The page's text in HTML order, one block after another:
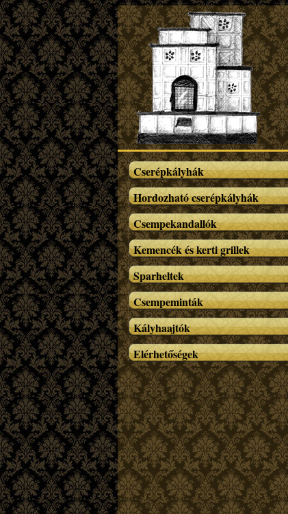
Cserépkályhák
Hordozható cserépkályhák
Csempekandallók
Kemencék és kerti grillek
Sparheltek
Csempeminták
Kályhaajtók
Elérhetőségek